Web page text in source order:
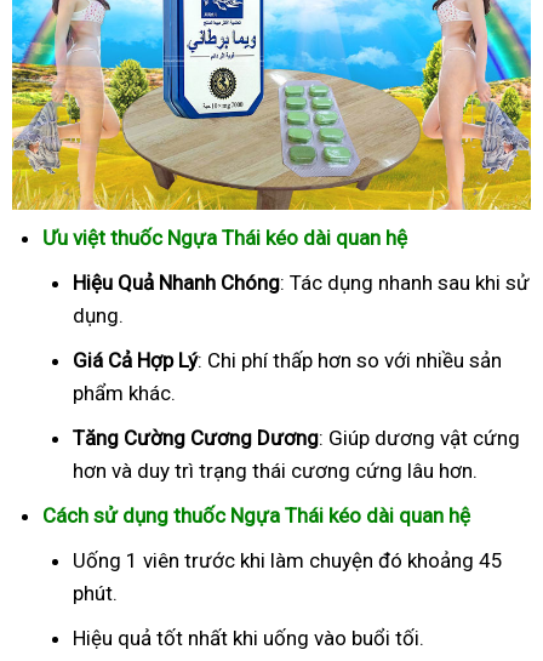
Ưu việt thuốc Ngựa Thái kéo dài quan hệ
Hiệu Quả Nhanh Chóng: Tác dụng nhanh sau khi sử
dụng.
Giá Cả Hợp Lý: Chi phí thấp hơn so với nhiều sản
phẩm khác.
Tăng Cường Cương Dương: Giúp dương vật cứng
hơn và duy trì trạng thái cương cứng lâu hơn.
Cách sử dụng thuốc Ngựa Thái kéo dài quan hệ
Uống 1 viên trước khi làm chuyện đó khoảng 45
phút.
Hiệu quả tốt nhất khi uống vào buổi tối.